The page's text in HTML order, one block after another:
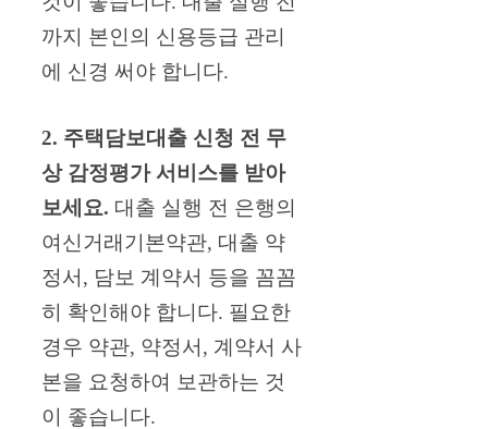
까지 본인의 신용등급 관리
에 신경 써야 합니다.
2. 주택담보대출 신청 전 무
상 감정평가 서비스를 받아
보세요. 대출 실행 전 은행의
여신거래기본약관, 대출 약
정서, 담보 계약서 등을 꼼꼼
히 확인해야 합니다. 필요한
경우 약관, 약정서, 계약서 사
본을 요청하여 보관하는 것
이 좋습니다.